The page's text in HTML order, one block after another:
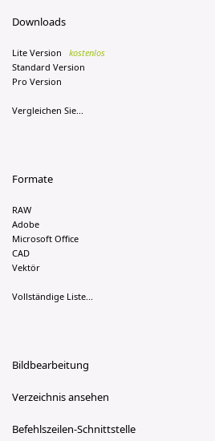
Downloads
Lite Version
kostenlos
Standard Version
Pro Version
Vergleichen Sie...
Formate
RAW
Adobe
Microsoft Office
CAD
Vektör
Vollständige Liste...
Bildbearbeitung
Verzeichnis ansehen
Befehlszeilen-Schnittstelle